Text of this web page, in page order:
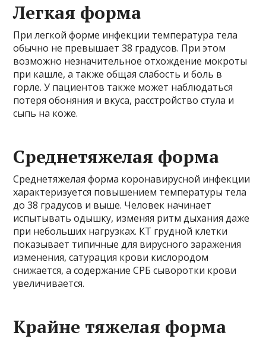
Легкая форма
При легкой форме инфекции температура тела
обычно не превышает 38 градусов. При этом
возможно незначительное отхождение мокроты
при кашле, а также общая слабость и боль в
горле. У пациентов также может наблюдаться
потеря обоняния и вкуса, расстройство стула и
сыпь на коже.
Среднетяжелая форма
Среднетяжелая форма коронавирусной инфекции
характеризуется повышением температуры тела
до 38 градусов и выше. Человек начинает
испытывать одышку, изменяя ритм дыхания даже
при небольших нагрузках. КТ грудной клетки
показывает типичные для вирусного заражения
изменения, сатурация крови кислородом
снижается, а содержание СРБ сыворотки крови
увеличивается.
Крайне тяжелая форма